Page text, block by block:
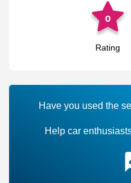
0
Rating
Have you used the
Help car